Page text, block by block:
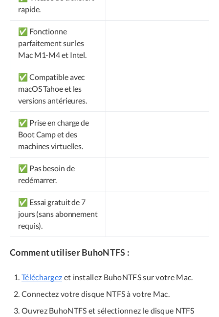
rapide.
✅ Fonctionne
parfaitement sur les
Mac M1-M4 et Intel.
✅ Compatible avec
macOS Tahoe et les
versions antérieures.
✅ Prise en charge de
Boot Camp et des
machines virtuelles.
✅ Pas besoin de
redémarrer.
✅ Essai gratuit de 7
jours (sans abonnement
requis).
Comment utiliser BuhoNTFS :
Téléchargez et installez BuhoNTFS sur votre Mac.
Connectez votre disque NTFS à votre Mac.
Ouvrez BuhoNTFS et sélectionnez le disque NTFS